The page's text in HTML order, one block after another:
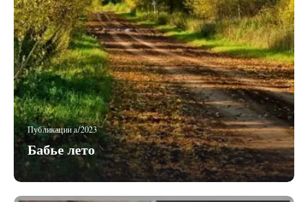
Публикации a/2023
Бабье лето